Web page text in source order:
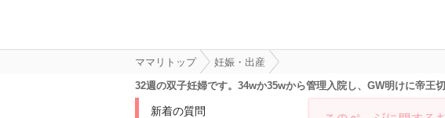
ママリトップ
妊娠・出産
32週の双子妊婦です。34wか35wから管理入院し、GW明けに帝王
新着の質問